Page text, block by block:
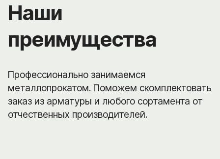
Наши
преимущества
Профессионально занимаемся
металлопрокатом. Поможем скомплектовать
заказ из арматуры и любого сортамента от
отчественных производителей.